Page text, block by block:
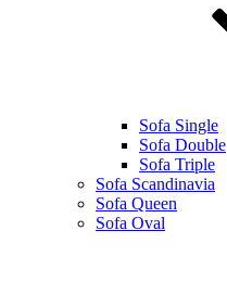
Sofa Single
Sofa Double
Sofa Triple
Sofa Scandinavia
Sofa Queen
Sofa Oval